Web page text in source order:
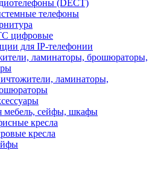
(DECT)
телефоны
цифровые
для IP-телефонии
ламинаторы, брошюраторы,
ламинаторы,
мебель, сейфы, шкафы
кресла
кресла